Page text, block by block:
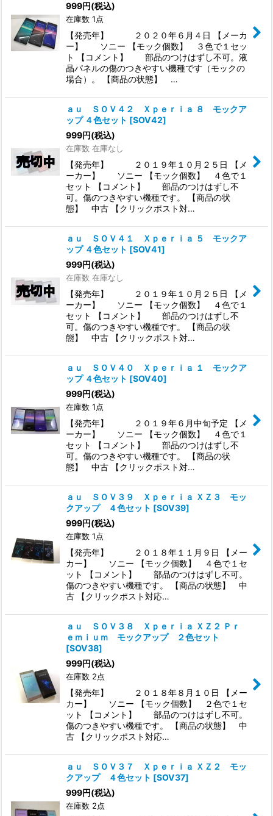
999円(税込)
在庫数 1点
【発売年】 ２０２０年６月４日 【メーカ
ー】 ソニー 【モック個数】 ３色で１セッ
ト 【コメント】 部品のつけはずし不可。液
晶パネルの傷のつきやすい機種です（モックの
場合）。 【商品の状態】 …
ａｕ ＳＯＶ４２ Ｘｐｅｒｉａ ８ モックア
ップ ４色セット [SOV42]
999円(税込)
在庫数 在庫なし
【発売年】 ２０１９年１０月２５日 【メ
ーカー】 ソニー 【モック個数】 ４色で１
セット 【コメント】 部品のつけはずし不
可。傷のつきやすい機種です。 【商品の状
態】 中古 【クリックポスト対…
ａｕ ＳＯＶ４１ Ｘｐｅｒｉａ ５ モックア
ップ ４色セット [SOV41]
999円(税込)
在庫数 在庫なし
【発売年】 ２０１９年１０月２５日 【メ
ーカー】 ソニー 【モック個数】 ４色で１
セット 【コメント】 部品のつけはずし不
可。傷のつきやすい機種です。 【商品の状
態】 中古 【クリックポスト対…
ａｕ ＳＯＶ４０ Ｘｐｅｒｉａ １ モックア
ップ ４色セット [SOV40]
999円(税込)
在庫数 1点
【発売年】 ２０１９年６月中旬予定 【メ
ーカー】 ソニー 【モック個数】 ４色で１
セット 【コメント】 部品のつけはずし不
可。傷のつきやすい機種です。 【商品の状
態】 中古 【クリックポスト対…
ａｕ ＳＯＶ３９ Ｘｐｅｒｉａ ＸＺ３ モッ
クアップ ４色セット [SOV39]
999円(税込)
在庫数 1点
【発売年】 ２０１８年１１月９日 【メー
カー】 ソニー 【モック個数】 ４色で１セ
ット 【コメント】 部品のつけはずし不可。
傷のつきやすい機種です。 【商品の状態】 中
古 【クリックポスト対応…
ａｕ ＳＯＶ３８ Ｘｐｅｒｉａ ＸＺ２ Ｐｒ
ｅｍｉｕｍ モックアップ ２色セット
[SOV38]
999円(税込)
在庫数 2点
【発売年】 ２０１８年８月１０日 【メー
カー】 ソニー 【モック個数】 ２色で１セ
ット 【コメント】 部品のつけはずし不可。
傷のつきやすい機種です。 【商品の状態】 中
古 【クリックポスト対応…
ａｕ ＳＯＶ３７ Ｘｐｅｒｉａ ＸＺ２ モッ
クアップ ４色セット [SOV37]
999円(税込)
在庫数 2点